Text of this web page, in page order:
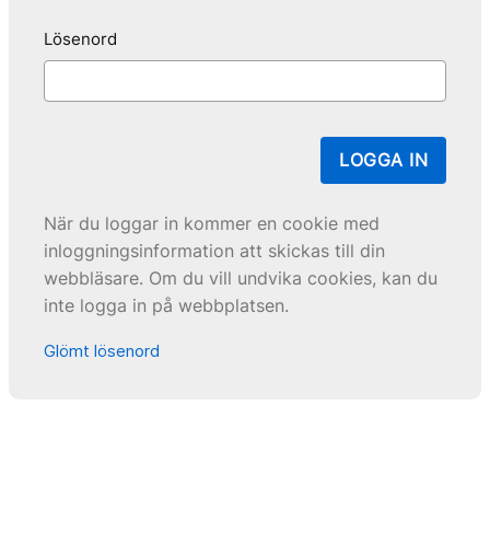
Lösenord
LOGGA IN
När du loggar in kommer en cookie med
inloggningsinformation att skickas till din
webbläsare. Om du vill undvika cookies, kan du
inte logga in på webbplatsen.
Glömt lösenord